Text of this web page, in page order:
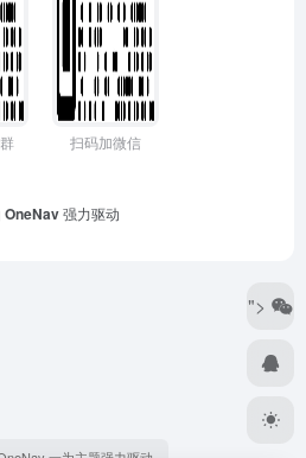
扫码加微信
OneNav强力驱动
">